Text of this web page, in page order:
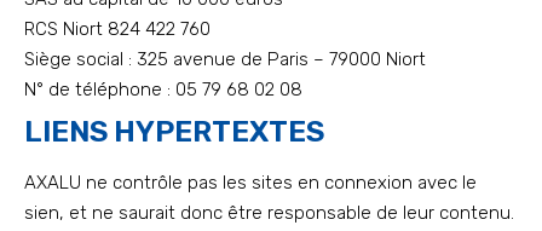
RCS Niort 824 422 760
Siège social : 325 avenue de Paris – 79000 Niort
N° de téléphone : 05 79 68 02 08
LIENS HYPERTEXTES
AXALU ne contrôle pas les sites en connexion avec le
sien, et ne saurait donc être responsable de leur contenu.